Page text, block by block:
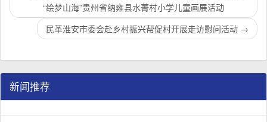
“绘梦山海”贵州省纳雍县水菁村小学儿童画展活动
民革淮安市委会赴乡村振兴帮促村开展走访慰问活动 →
新闻推荐
民革江苏省企业家联谊会工作座谈会在宁召开
1/3 李惠东率队来江苏省淮安市调研：聚焦民革党员之家建设管
2/3 民革江苏省委召开“主题教育活动” 领导班子民主生活会
3/3